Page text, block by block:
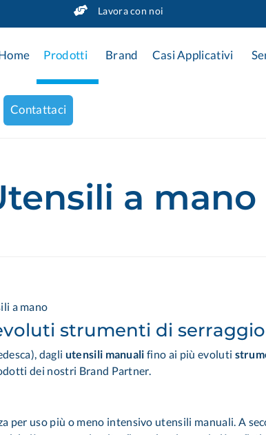
Lavora con noi
Prodotti Brand Casi Applicativi
Contattaci
a mano
a mano
strumenti di
dagli utensili manuali fino ai più evoluti
dei nostri Brand Partner.
uso più o meno intensivo utensili manuali. A